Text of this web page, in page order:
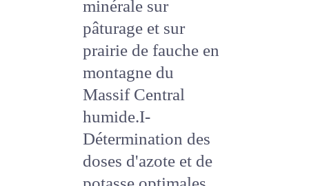
Essais de
fertilisation
minérale sur
pâturage et sur
prairie de fauche
en montagne du
Massif Central
humide.I-